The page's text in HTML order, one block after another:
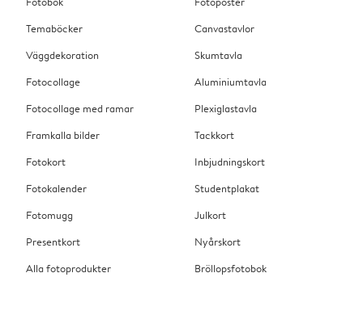
Temaböcker
Väggdekoration
Fotocollage
Fotocollage med ramar
Framkalla bilder
Fotokort
Fotokalender
Fotomugg
Presentkort
Alla fotoprodukter
Canvastavlor
Skumtavla
Aluminiumtavla
Plexiglastavla
Tackkort
Inbjudningskort
Studentplakat
Julkort
Nyårskort
Bröllopsfotobok